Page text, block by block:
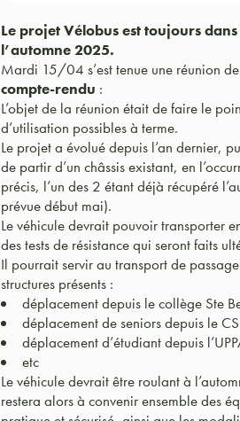
Le projet Vélobus est toujours
l’automne 2025.
Mardi 15/04 s’est tenue une réunion
compte-rendu :
L’objet de la réunion était de faire le
d’utilisation possibles à terme.
Le projet a évolué depuis l’an dernier,
de partir d’un châssis existant, en
précis, l’un des 2 étant déjà récupéré
prévue début mai).
Le véhicule devrait pouvoir transporter
des tests de résistance qui seront faits
Il pourrait servir au transport de
structures présents :
déplacement depuis le collège Ste
déplacement de seniors depuis le
déplacement d’étudiant depuis
etc
Le véhicule devrait être roulant à
restera alors à convenir ensemble des